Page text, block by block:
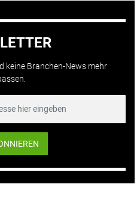
keine Branchen-News mehr